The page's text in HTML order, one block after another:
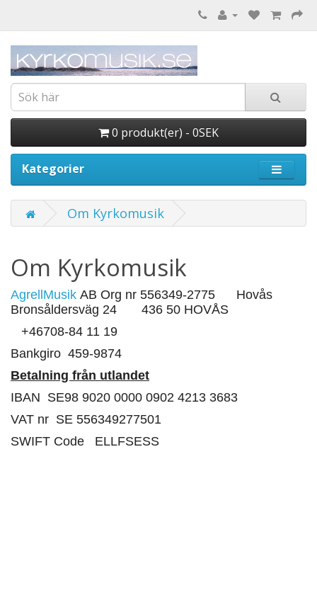
0 produkt(er) - 0SEK
Kategorier
Om Kyrkomusik
Om Kyrkomusik
AgrellMusik AB Org nr 556349-2775 Hovås
Bronsåldersväg 24 436 50 HOVÅS
+46708-84 11 19
Bankgiro 459-9874
Betalning från utlandet
IBAN SE98 9020 0000 0902 4213 3683
VAT nr SE 556349277501
SWIFT Code ELLFSESS